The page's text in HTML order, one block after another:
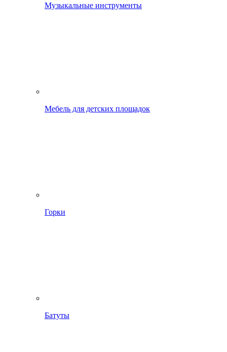
Музыкальные инструменты
Мебель для детских площадок
Горки
Батуты